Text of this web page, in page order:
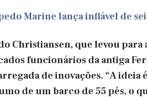
Marine lança inflável de
Christiansen, que levou para
funcionários da antiga
de inovações. “A
de um barco de 55 pés, o